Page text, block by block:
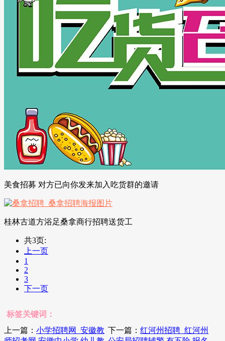
美食招募 对方已向你发来加入吃货群的邀请
桂林古道方浴足桑拿商行招聘送货工
共3页:
上一页
1
2
3
下一页
标签关键词：
上一篇： 小学招聘网_安徽教 下一篇：红河州招聘_红河州